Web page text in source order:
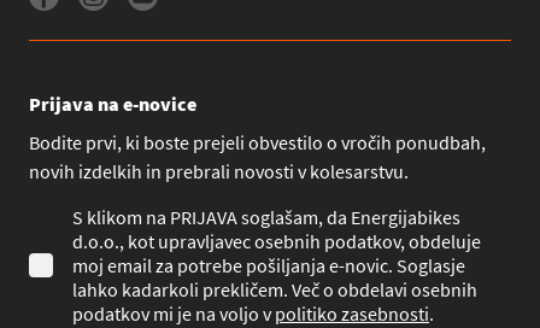
Prijava na e-novice
Bodite prvi, ki boste prejeli obvestilo o vročih ponudbah,
novih izdelkih in prebrali novosti v kolesarstvu.
S klikom na PRIJAVA soglašam, da Energijabikes
d.o.o., kot upravljavec osebnih podatkov, obdeluje
moj email za potrebe pošiljanja e-novic. Soglasje
lahko kadarkoli prekličem. Več o obdelavi osebnih
podatkov mi je na voljo vpolitiko zasebnosti.